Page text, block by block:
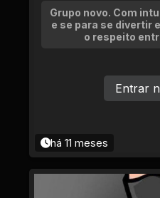
Grupo novo. Com
e se para se divertir
o respeito
há 11 meses
Entrar